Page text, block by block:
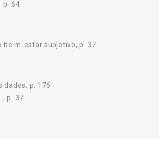
p. 176
p. 64
be m-estar subjetivo, p. 37
dados, p. 176
p. 37